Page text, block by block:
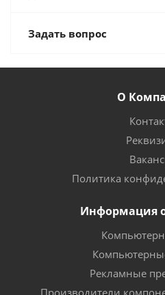
Задать вопрос
О
Политика
Информация
Рекламные
Производители